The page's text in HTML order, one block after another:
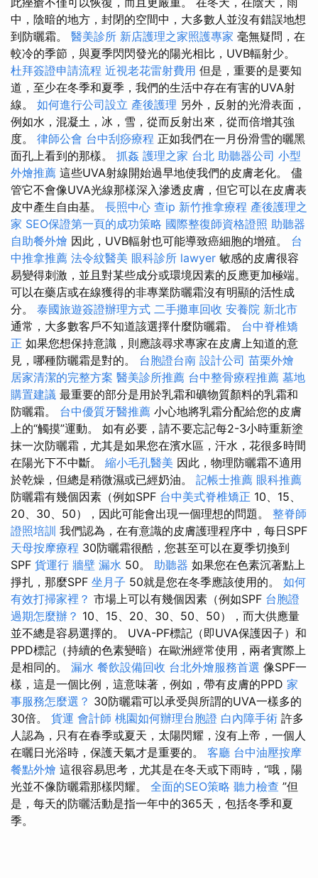
中，陰暗的地方，封閉的空間中，大多數人並沒有錯誤地想
到防曬霜。 醫美診所 新店護理之家照護專家 毫無疑問，在
較冷的季節，與夏季閃閃發光的陽光相比，UVB輻射少。
杜拜簽證申請流程 近視老花雷射費用 但是，重要的是要知
道，至少在冬季和夏季，我們的生活中存在有害的UVA射
線。 如何進行公司設立 產後護理 另外，反射的光滑表面，
例如水，混凝土，冰，雪，從而反射出來，從而倍增其強
度。 律師公會 台中刮痧療程 正如我們在一月份滑雪的曬黑
面孔上看到的那樣。 抓姦 護理之家 台北 助聽器公司 小型
外燴推薦 這些UVA射線開始過早地使我們的皮膚老化。 儘
管它不會像UVA光線那樣深入滲透皮膚，但它可以在皮膚表
皮中產生自由基。 長照中心 查ip 新竹推拿療程 產後護理之
家 SEO保證第一頁的成功策略 國際整復師資格證照 助聽器
自助餐外燴 因此，UVB輻射也可能導致癌細胞的增殖。 台
中推拿推薦 法令紋醫美 眼科診所 lawyer 敏感的皮膚很容
易變得刺激，並且對某些成分或環境因素的反應更加極端。
可以在藥店或在線獲得的非專業防曬霜沒有明顯的活性成
分。 泰國旅遊簽證辦理方式 二手攤車回收 安養院 新北市
通常，大多數客戶不知道該選擇什麼防曬霜。 台中脊椎矯
正 如果您想保持意識，則應該尋求專家在皮膚上知道的意
見，哪種防曬霜是對的。 台胞證台南 設計公司 苗栗外燴
居家清潔的完整方案 醫美診所推薦 台中整骨療程推薦 墓地
購置建議 最重要的部分是用於乳霜和礦物質顏料的乳霜和
防曬霜。 台中優質牙醫推薦 小心地將乳霜分配給您的皮膚
上的“觸摸”運動。 如有必要，請不要忘記每2-3小時重新塗
抹一次防曬霜，尤其是如果您在濱水區，汗水，花很多時間
在陽光下不中斷。 縮小毛孔醫美 因此，物理防曬霜不適用
於乾燥，但總是稍微濕或已經奶油。 記帳士推薦 眼科推薦
防曬霜有幾個因素（例如SPF 台中美式脊椎矯正 10、15、
20、30、50），因此可能會出現一個理想的問題。 整脊師
證照培訓 我們認為，在有意識的皮膚護理程序中，每日SPF
天母按摩療程 30防曬霜很酷，您甚至可以在夏季切換到
SPF 貨運行 牆壁 漏水 50。 助聽器 如果您在色素沉著點上
掙扎，那麼SPF 坐月子 50就是您在冬季應該使用的。 如何
有效打掃家裡？ 市場上可以有幾個因素（例如SPF 台胞證
過期怎麼辦？ 10、15、20、30、50、50），而大供應量
並不總是容易選擇的。 UVA-PF標記（即UVA保護因子）和
PPD標記（持續的色素變暗）在歐洲經常使用，兩者實際上
是相同的。 漏水 餐飲設備回收 台北外燴服務首選 像SPF一
樣，這是一個比例，這意味著，例如，帶有皮膚的PPD 家
事服務怎麼選？ 30防曬霜可以承受與所謂的UVA一樣多的
30倍​​。 貨運 會計師 桃園如何辦理台胞證 白內障手術 許多
人認為，只有在春季或夏天，太陽閃耀，沒有上帝，一個人
在曬日光浴時，保護天氣才是重要的。 客廳 台中油壓按摩
餐點外燴 這很容易思考，尤其是在冬天或下雨時，“哦，陽
光並不像防曬霜那樣閃耀。 全面的SEO策略 聽力檢查 ”但
是，每天的防曬活動是指一年中的365天，包括冬季和夏
季。